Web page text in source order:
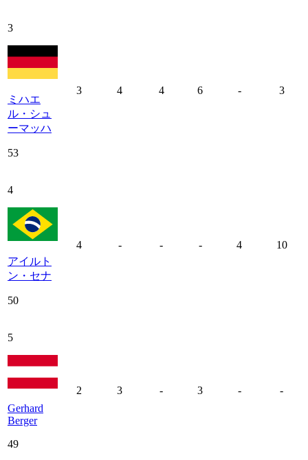
3
ミハエ
ル・シュ
ーマッハ
53
3 4 4 6 - 3
4
アイルト
ン・セナ
50
4 - - - 4 10
5
Gerhard
Berger
49
2 3 - 3 - -